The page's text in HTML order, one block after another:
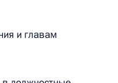
деятельности
и главам